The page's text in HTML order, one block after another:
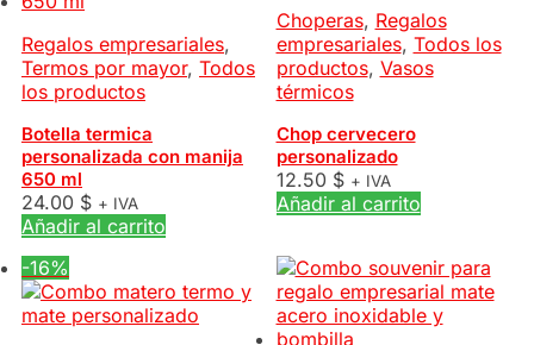
Regalos empresariales,
Termos por mayor, Todos
los productos
Botella termica
personalizada con manija
650 ml
24.00 $ + IVA
Añadir al carrito
Choperas, Regalos
empresariales, Todos los
productos, Vasos
térmicos
Chop cervecero
personalizado
12.50 $ + IVA
Añadir al carrito
-16%